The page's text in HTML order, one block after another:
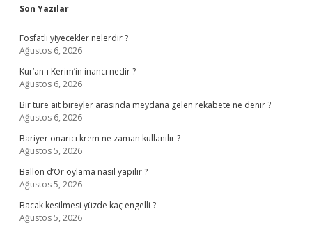
Sidebar
Son Yazılar
Fosfatlı yiyecekler nelerdir ?
Ağustos 6, 2026
Kur’an-ı Kerim’in inancı nedir ?
Ağustos 6, 2026
Bir türe ait bireyler arasında meydana gelen rekabete ne denir ?
Ağustos 6, 2026
Bariyer onarıcı krem ne zaman kullanılır ?
Ağustos 5, 2026
Ballon d’Or oylama nasıl yapılır ?
Ağustos 5, 2026
Bacak kesilmesi yüzde kaç engelli ?
Ağustos 5, 2026